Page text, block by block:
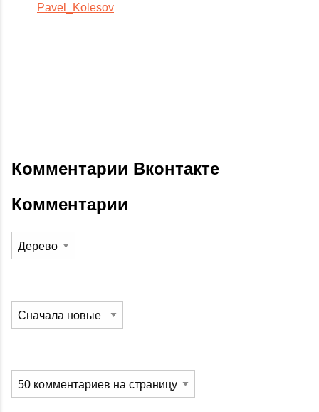
Pavel_Kolesov
Комментарии Вконтакте
Комментарии